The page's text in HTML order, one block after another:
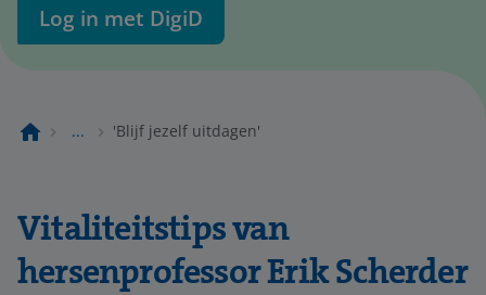
Log in met DigiD
... 'Blijf jezelf uitdagen'
Vitaliteitstips van
hersenprofessor Erik Scherder